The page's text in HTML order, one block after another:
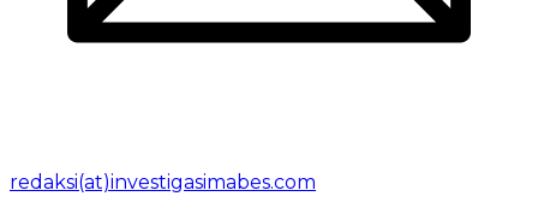
redaksi(at)investigasimabes.com